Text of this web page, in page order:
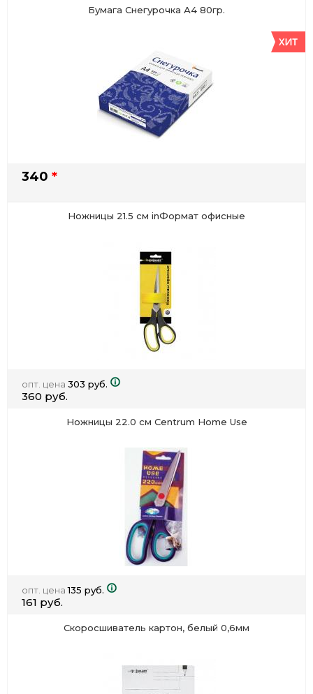
Бумага Снегурочка А4 80гр.
340 *
Ножницы 21.5 см inФормат офисные
опт. цена 303 руб.
360 руб.
Ножницы 22.0 см Centrum Home Use
опт. цена135 руб.
161 руб.
Скоросшиватель картон, белый 0,6мм